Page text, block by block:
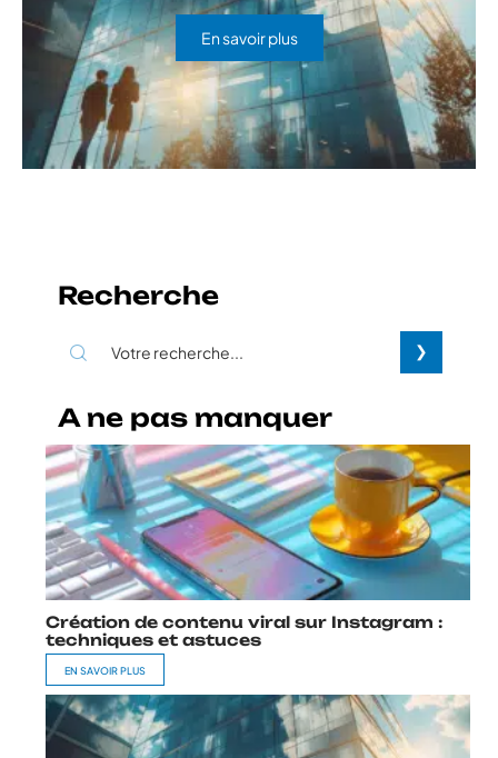
En savoir plus
Recherche
A ne pas manquer
Création de contenu viral sur Instagram :
techniques et astuces
EN SAVOIR PLUS